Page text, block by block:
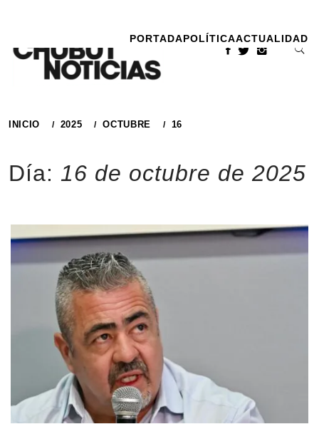
contenido
PORTADAPOLÍTICAACTUALIDAD
INICIO 2025 OCTUBRE 16
Día: 16 de octubre de 2025